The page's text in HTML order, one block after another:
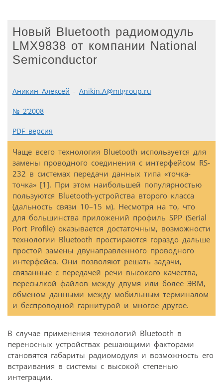
Новый Bluetooth радиомодуль
LMX9838 от компании National
Semiconductor
Аникин Алексей - Anikin.A@mtgroup.ru
№ 2’2008
PDF версия
Чаще всего технология Bluetooth используется для
замены проводного соединения с интерфейсом RS-
232 в системах передачи данных типа «точка-
точка» [1]. При этом наибольшей популярностью
пользуются Bluetooth-устройства второго класса
(дальность связи 10–15 м). Несмотря на то, что
для большинства приложений профиль SPP (Serial
Port Profile) оказывается достаточным, возможности
технологии Bluetooth простираются гораздо дальше
простой замены двунаправленного проводного
интерфейса. Они позволяют решать задачи,
связанные с передачей речи высокого качества,
пересылкой файлов между двумя или более ЭВМ,
обменом данными между мобильным терминалом
и беспроводной гарнитурой и многое другое.
В случае применения технологий Bluetooth в
переносных устройствах решающими факторами
становятся габариты радиомодуля и возможность его
встраивания в системы с высокой степенью
интеграции.